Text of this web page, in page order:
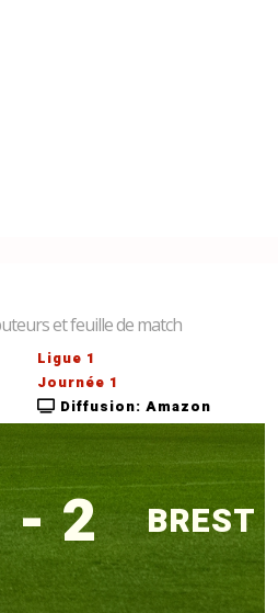
et feuille de match
Ligue 1
Journée 1
Diffusion: Amazon
- 2 BREST